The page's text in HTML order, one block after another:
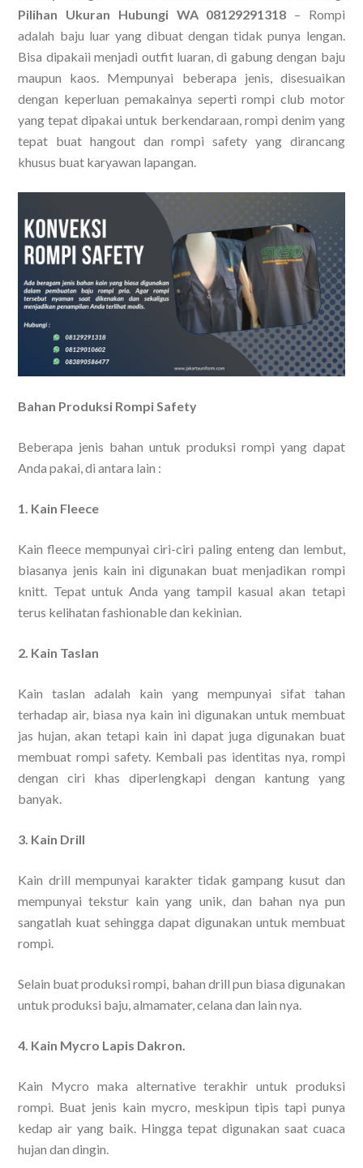
Pilihan Ukuran Hubungi WA 08129291318 – Rompi
adalah baju luar yang dibuat dengan tidak punya lengan.
Bisa dipakaii menjadi outfit luaran, di gabung dengan baju
maupun kaos. Mempunyai beberapa jenis, disesuaikan
dengan keperluan pemakainya seperti rompi club motor
yang tepat dipakai untuk berkendaraan, rompi denim yang
tepat buat hangout dan rompi safety yang dirancang
khusus buat karyawan lapangan.
Bahan Produksi Rompi Safety
Beberapa jenis bahan untuk produksi rompi yang dapat
Anda pakai, di antara lain :
1. Kain Fleece
Kain fleece mempunyai ciri-ciri paling enteng dan lembut,
biasanya jenis kain ini digunakan buat menjadikan rompi
knitt. Tepat untuk Anda yang tampil kasual akan tetapi
terus kelihatan fashionable dan kekinian.
2. Kain Taslan
Kain taslan adalah kain yang mempunyai sifat tahan
terhadap air, biasa nya kain ini digunakan untuk membuat
jas hujan, akan tetapi kain ini dapat juga digunakan buat
membuat rompi safety. Kembali pas identitas nya, rompi
dengan ciri khas diperlengkapi dengan kantung yang
banyak.
3. Kain Drill
Kain drill mempunyai karakter tidak gampang kusut dan
mempunyai tekstur kain yang unik, dan bahan nya pun
sangatlah kuat sehingga dapat digunakan untuk membuat
rompi.
Selain buat produksi rompi, bahan drill pun biasa digunakan
untuk produksi baju, almamater, celana dan lain nya.
4. Kain Mycro Lapis Dakron.
Kain Mycro maka alternative terakhir untuk produksi
rompi. Buat jenis kain mycro, meskipun tipis tapi punya
kedap air yang baik. Hingga tepat digunakan saat cuaca
hujan dan dingin.